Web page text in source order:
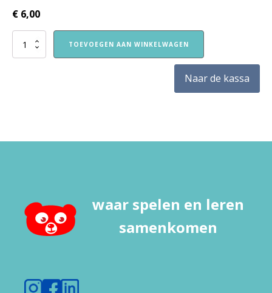
€ 6,00
VVE
TOEVOEGEN AAN WINKELWAGEN
Naar de kassa
waar spelen en leren
samenkomen